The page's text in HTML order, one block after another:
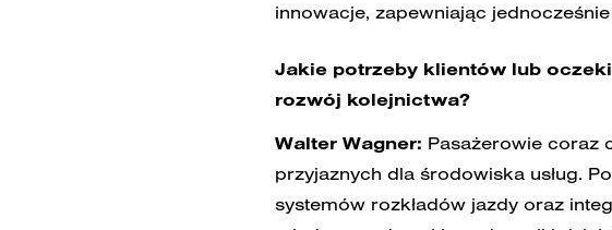
innowacje, zapewniając
Jakie potrzeby klientów lub
rozwój kolejnictwa?
Walter Wagner: Pasażerowie coraz
przyjaznych dla środowiska usług.
systemów rozkładów jazdy oraz